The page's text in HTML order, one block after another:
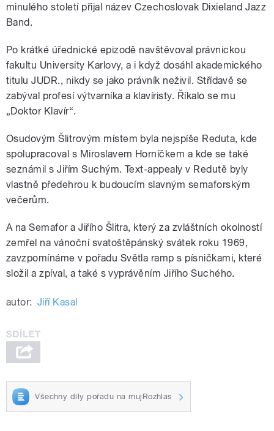
minulého století přijal název Czechoslovak Dixieland Jazz
Band.
Po krátké úřednické epizodě navštěvoval právnickou
fakultu University Karlovy, a i když dosáhl akademického
titulu JUDR., nikdy se jako právník neživil. Střídavě se
zabýval profesí výtvarníka a klavíristy. Říkalo se mu
„Doktor Klavír“.
Osudovým Šlitrovým místem byla nejspíše Reduta, kde
spolupracoval s Miroslavem Horníčkem a kde se také
seznámil s Jiřím Suchým. Text-appealy v Redutě byly
vlastně předehrou k budoucím slavným semaforským
večerům.
A na Semafor a Jiřího Šlitra, který za zvláštních okolností
zemřel na vánoční svatoštěpánský svátek roku 1969,
zavzpomínáme v pořadu Světla ramp s písničkami, které
složil a zpíval, a také s vyprávěním Jiřího Suchého.
autor: Jiří Kasal
Všechny díly pořadu na mujRozhlas